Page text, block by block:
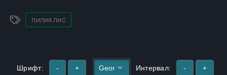
племянник приносит из садика рисунок, где его мама
целует моего мужа? Моё хрупкое сердце разваливалось
вернусь обновлённой и счастливой.
ЛИЛИЯ ЛИС
Шрифт: - + Интервал: - +